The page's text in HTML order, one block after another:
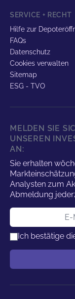
SERVICE + RECHT
Hilfe zur
FAQs
Datenschutz
Cookies verwalten
Sitemap
ESG - TVO
MELDEN SIE
UNSEREN
AN:
Sie erhalten
Analysten zum
Abmeldung
E-Mail-Adresse
Ich bestätige